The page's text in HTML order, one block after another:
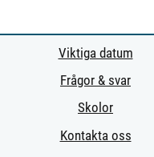
Viktiga datum
Frågor & svar
Skolor
Kontakta oss